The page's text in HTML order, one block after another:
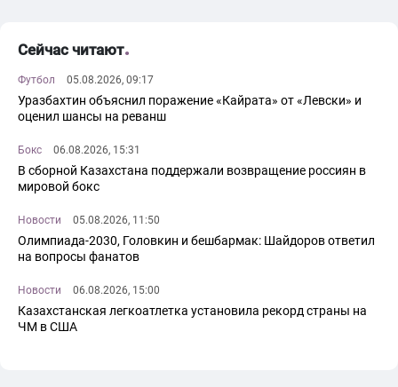
Сейчас читают
Футбол 05.08.2026, 09:17
Уразбахтин объяснил поражение «Кайрата» от «Левски» и
оценил шансы на реванш
Бокс 06.08.2026, 15:31
В сборной Казахстана поддержали возвращение россиян в
мировой бокс
Новости 05.08.2026, 11:50
Олимпиада-2030, Головкин и бешбармак: Шайдоров ответил
на вопросы фанатов
Новости 06.08.2026, 15:00
Казахстанская легкоатлетка установила рекорд страны на
ЧМ в США